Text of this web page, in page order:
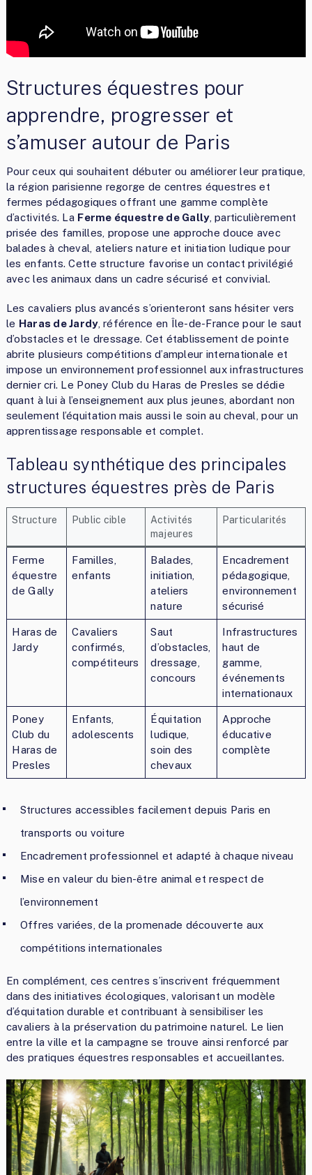
Structures équestres pour
apprendre, progresser et
s’amuser autour de Paris
Pour ceux qui souhaitent débuter ou améliorer leur pratique,
la région parisienne regorge de centres équestres et
fermes pédagogiques offrant une gamme complète
d’activités. La Ferme équestre de Gally, particulièrement
prisée des familles, propose une approche douce avec
balades à cheval, ateliers nature et initiation ludique pour
les enfants. Cette structure favorise un contact privilégié
avec les animaux dans un cadre sécurisé et convivial.
Les cavaliers plus avancés s’orienteront sans hésiter vers
le Haras de Jardy, référence en Île-de-France pour le saut
d’obstacles et le dressage. Cet établissement de pointe
abrite plusieurs compétitions d’ampleur internationale et
impose un environnement professionnel aux infrastructures
dernier cri. Le Poney Club du Haras de Presles se dédie
quant à lui à l’enseignement aux plus jeunes, abordant non
seulement l’équitation mais aussi le soin au cheval, pour un
apprentissage responsable et complet.
Tableau synthétique des principales
structures équestres près de Paris
Structure Public cible
Activités
majeures
Particularités
Ferme
équestre
de Gally
Familles,
enfants
Balades,
initiation,
ateliers
nature
Encadrement
pédagogique,
environnement
sécurisé
Haras de
Jardy
Cavaliers
confirmés,
compétiteurs
Saut
d’obstacles,
dressage,
concours
Infrastructures
haut de
gamme,
événements
internationaux
Poney
Club du
Haras de
Presles
Enfants,
adolescents
Équitation
ludique,
soin des
chevaux
Approche
éducative
complète
Structures accessibles facilement depuis Paris en
transports ou voiture
Encadrement professionnel et adapté à chaque niveau
Mise en valeur du bien-être animal et respect de
l’environnement
Offres variées, de la promenade découverte aux
compétitions internationales
En complément, ces centres s’inscrivent fréquemment
dans des initiatives écologiques, valorisant un modèle
d’équitation durable et contribuant à sensibiliser les
cavaliers à la préservation du patrimoine naturel. Le lien
entre la ville et la campagne se trouve ainsi renforcé par
des pratiques équestres responsables et accueillantes.